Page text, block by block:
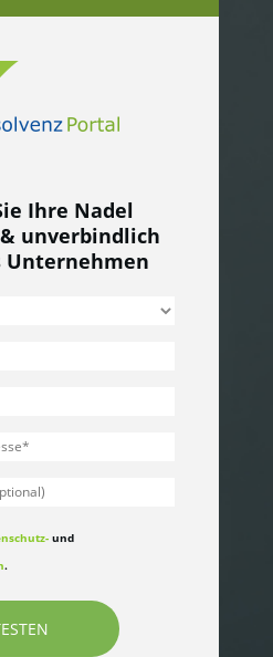
Ihre Nadel
unverbindlich
Unternehmen
und
.